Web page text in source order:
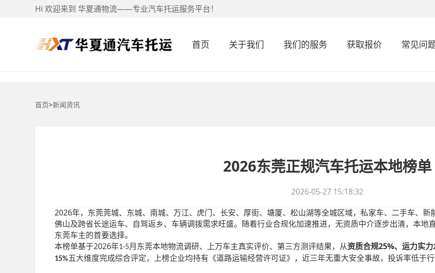
Hi 欢迎来到 华夏通物流——专业汽车托运服务平台！
首页 关于我们 我们的服务 获取报价 常见问
首页>新闻资讯
2026东莞正规汽车托运本地榜单
2026-05-27 15:18:32
2026年，东莞莞城、东城、南城、万江、虎门、长安、厚街、塘厦、松山湖等全城区域，私家车、二手车、新
佛山及跨省长途运车、自驾返乡、车辆调拨需求旺盛。随着行业合规化加速推进，无资质中介逐步出清，本地
东莞车主的首要选择。
本榜单基于2026年1-5月东莞本地物流调研、上万车主真实评价、第三方测评结果，从资质合规25%、运力实力
15%五大维度完成综合评定，上榜企业均持有《道路运输经营许可证》，近三年无重大安全事故，投诉率低于